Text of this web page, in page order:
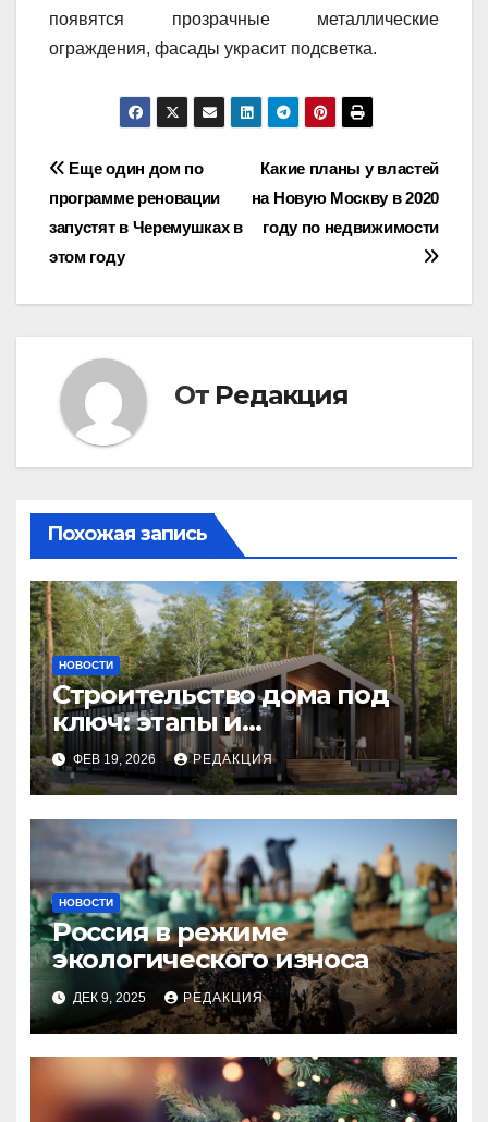
появятся прозрачные металлические
ограждения, фасады украсит подсветка.
Навигация
по
записям
Какие планы у властей
на Новую Москву в 2020
году по недвижимости
Еще один дом по
программе реновации
запустят в Черемушках в
этом году
От Редакция
Похожая запись
НОВОСТИ
Строительство дома под
ключ: этапы и
планирование бюджета
ФЕВ 19, 2026 РЕДАКЦИЯ
НОВОСТИ
Россия в режиме
экологического износа
ДЕК 9, 2025 РЕДАКЦИЯ